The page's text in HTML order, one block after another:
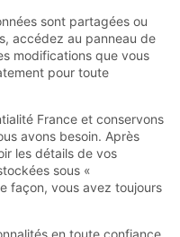
sont partagées ou
accédez au panneau de
modifications que vous
pour toute
France et conservons
avons besoin. Après
les détails de vos
sous «
façon, vous avez toujours
en toute confiance